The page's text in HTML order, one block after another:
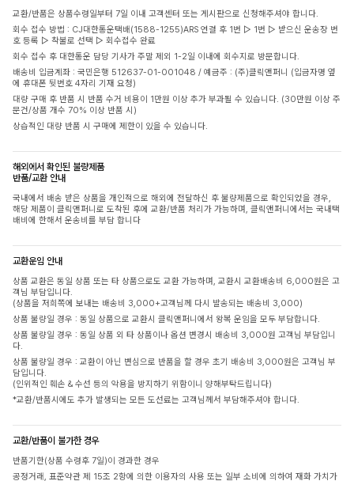
교환/반품은 상품수령일부터 7일 이내 고객센터 또는 게시판으로 신청해주셔야 합니다.
회수 접수 방법 : CJ대한통운택배(1588-1255)ARS 연결 후 1번 ▷ 1번 ▷ 받으신 운송장 번
호 등록 ▷ 착불로 선택 ▷ 회수접수 완료
회수 접수 후 대한통운 담당 기사가 주말 제외 1-2일 이내에 회수지로 방문합니다.
배송비 입금계좌 : 국민은행 512637-01-001048 / 예금주 : (주)클릭앤퍼니 (입금자명 옆
에 휴대폰 뒷번호 4자리 기재 요청)
대량 구매 후 반품 시 반품 수거 비용이 1만원 이상 추가 부과될 수 있습니다. (30만원 이상 주
문건/상품 개수 70% 이상 반품 시)
상습적인 대량 반품 시 구매에 제한이 있을 수 있습니다.
해외에서 확인된 불량제품
반품/교환 안내
국내에서 배송 받은 상품을 개인적으로 해외에 전달하신 후 불량제품으로 확인되었을 경우,
해당 제품이 클릭앤퍼니로 도착된 후에 교환/반품 처리가 가능하며, 클릭앤퍼니에서는 국내택
배비에 한해서 운송비를 부담 합니다
교환운임 안내
상품 교환은 동일 상품 또는 타 상품으로도 교환 가능하며, 교환시 교환배송비 6,000원은 고
객님 부담입니다.
(상품을 저희쪽에 보내는 배송비 3,000+고객님께 다시 발송되는 배송비 3,000)
상품 불량일 경우 : 동일 상품으로 교환시 클릭앤퍼니에서 왕복 운임을 모두 부담합니다.
상품 불량일 경우 : 동일 상품 외 타 상품이나 옵션 변경시 배송비 3,000원 고객님 부담입니
다.
상품 불량일 경우 : 교환이 아닌 변심으로 반품을 할 경우 초기 배송비 3,000원은 고객님 부
담입니다.
(인위적인 훼손 & 수선 등의 악용을 방지하기 위함이니 양해부탁드립니다)
*교환/반품시에도 추가 발생되는 모든 도선료는 고객님께서 부담해주셔야 합니다.
교환/반품이 불가한 경우
반품기한(상품 수령후 7일)이 경과한 경우
공정거래, 표준약관 제 15조 2항에 의한 이용자의 사용 또는 일부 소비에 의하여 재화 가치가